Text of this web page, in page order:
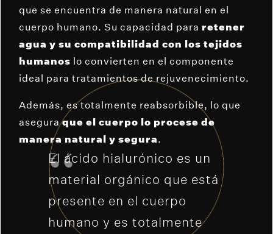
que se encuentra de manera natural en el
cuerpo humano. Su capacidad para retener
agua y su compatibilidad con los tejidos
humanos lo convierten en el componente
ideal para tratamientos de rejuvenecimiento.
Además, es totalmente reabsorbible, lo que
aseguraque el cuerpo lo procese de
manera natural y segura.
El ácido hialurónico es un
material orgánico que está
presente en el cuerpo
humano y es totalmente